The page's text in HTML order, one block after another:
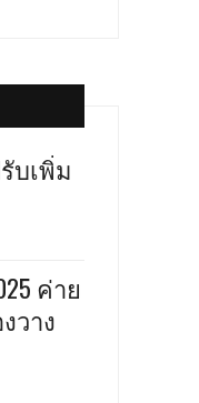
รับเพิ่ม
ค่าย
วาง